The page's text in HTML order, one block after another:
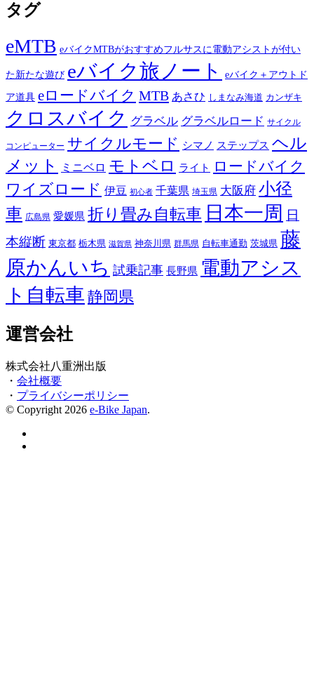
タグ
eMTB eバイクMTBがおすすめフルサスに電動アシストが付い
た新たな遊び eバイク旅ノート
eバイク＋アウトド
ア道具 eロードバイク MTB あさひ しまなみ海道 カンザキ
クロスバイク グラベル グラベルロード サイクル
コンピューター サイクルモード シマノ ステップス ヘル
メット
ミニベロ モトベロ ライト
ロードバイク
ワイズロード 伊豆 初心者 千葉県 埼玉県 大阪府 小径
車 広島県 愛媛県 折り畳み自転車 日本一周 日
本縦断 東京都 栃木県 滋賀県 神奈川県 群馬県 自転車通勤 茨城県 藤
原かんいち 試乗記事 長野県 電動アシス
ト自転車 静岡県
運営会社
株式会社八重洲出版
・ 会社概要
・ プライバシーポリシー
© Copyright 2026 e-Bike Japan.